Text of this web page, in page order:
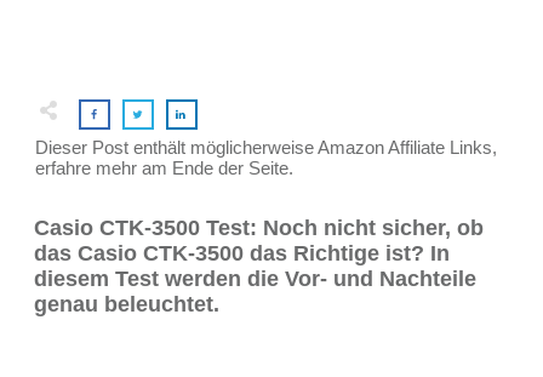
Dieser Post enthält möglicherweise Amazon Affiliate Links,
erfahre mehr am Ende der Seite.
Casio CTK-3500 Test: Noch nicht sicher, ob
das Casio CTK-3500 das Richtige ist? In
diesem Test werden die Vor- und Nachteile
genau beleuchtet.